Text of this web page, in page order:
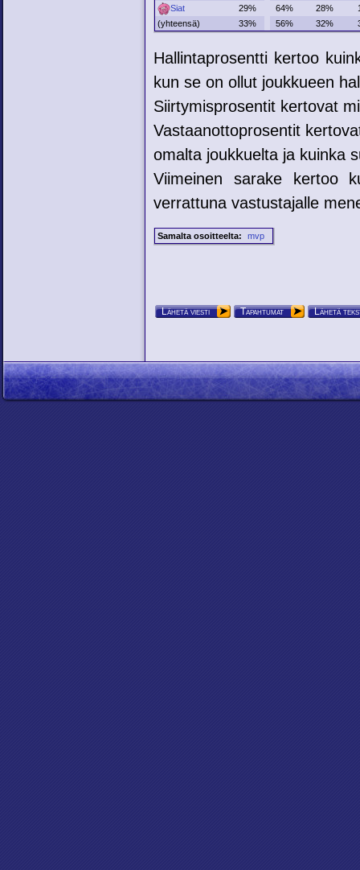
Siat
29% 64% 28%
(yhteensä)
33% 56% 32%
Hallintaprosentti kertoo
kun se on ollut joukkueen
Siirtymisprosentit kertovat
Vastaanottoprosentit
omalta joukkuelta ja kuinka
Viimeinen sarake kertoo
verrattuna vastustajalle
Samalta osoitteelta: mvp
Lähetä viesti Tapahtumat Lähetä